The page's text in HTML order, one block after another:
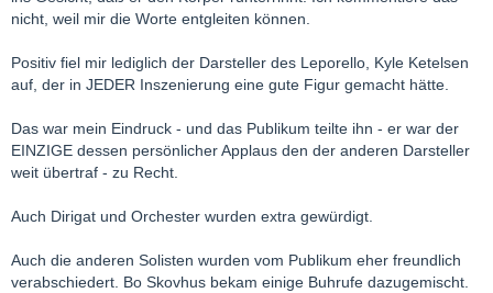
nicht, weil mir die Worte entgleiten können.
Positiv fiel mir lediglich der Darsteller des Leporello, Kyle Ketelsen
auf, der in JEDER Inszenierung eine gute Figur gemacht hätte.
Das war mein Eindruck - und das Publikum teilte ihn - er war der
EINZIGE dessen persönlicher Applaus den der anderen Darsteller
weit übertraf - zu Recht.
Auch Dirigat und Orchester wurden extra gewürdigt.
Auch die anderen Solisten wurden vom Publikum eher freundlich
verabschiedert. Bo Skovhus bekam einige Buhrufe dazugemischt.